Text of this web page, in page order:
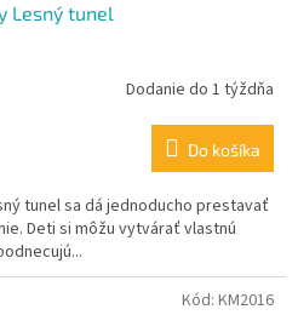
Lesný tunel
Dodanie do 1 týždňa
Do košíka
tunel sa dá jednoducho prestavať
Deti si môžu vytvárať vlastnú
Kód: KM2016